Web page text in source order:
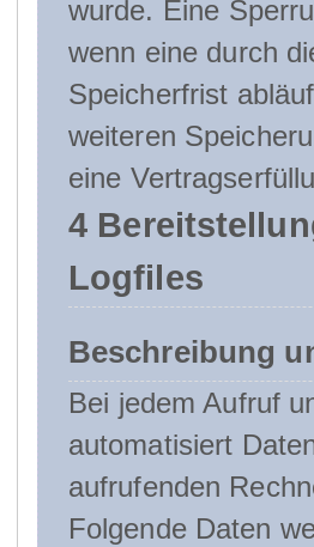
wurde. Eine
wenn eine durch
Speicherfrist
weiteren
eine
4
Logfiles
Beschreibung
Bei jedem Aufruf
automatisiert
aufrufenden
Folgende Daten